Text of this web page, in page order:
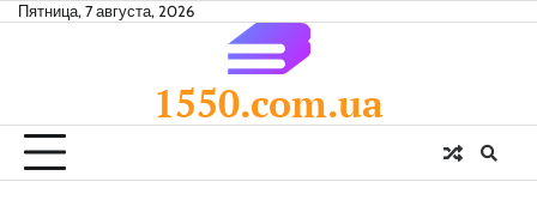
SkipПятница, 7 августа, 2026
1550.com.ua